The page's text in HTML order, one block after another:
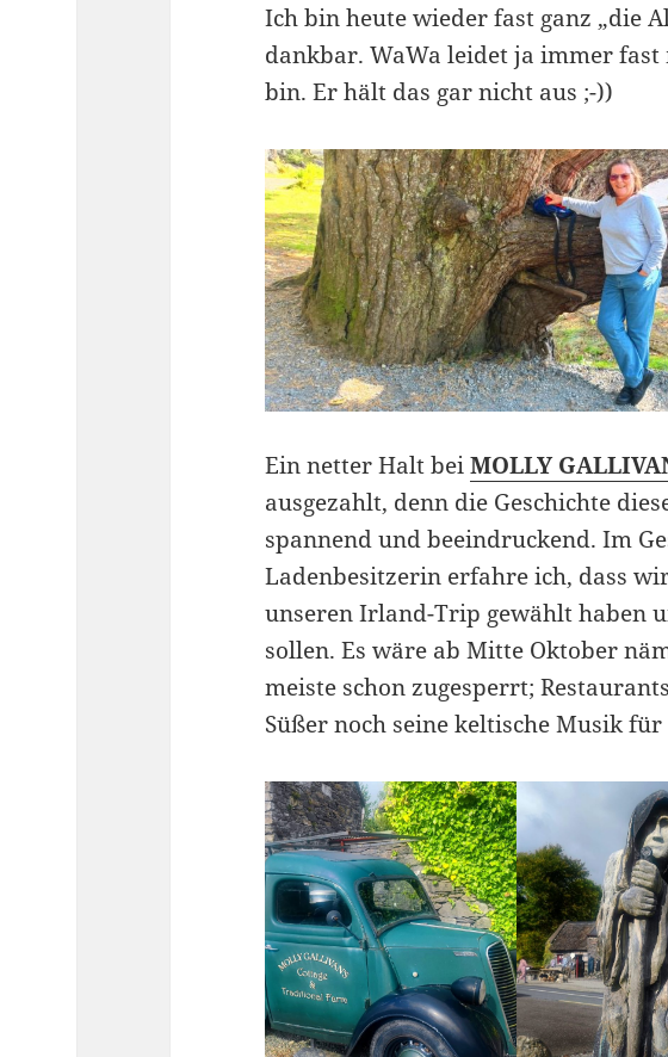
Ich bin heute wieder fast ganz „die
dankbar. WaWa leidet ja immer
bin. Er hält das gar nicht aus ;-))
Ein netter Halt beiMOLLY
ausgezahlt, denn die Geschichte
spannend und beeindruckend. Im
Ladenbesitzerin erfahre ich, dass
unseren Irland-Trip gewählt haben
sollen. Es wäre ab Mitte Oktober
meiste schon zugesperrt;
Süßer noch seine keltische Musik